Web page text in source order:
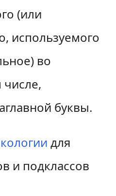
(или
используемого
во
буквы.
для
и подклассов